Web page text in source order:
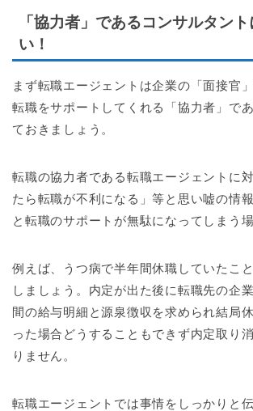
「協力者」であるコンサルタン
い！
まず転職エージェントは企業の「面接官
転職をサポートしてくれる「協力者」で
ておきましょう。
転職の協力者である転職エージェントに
たら転職が不利になる」等と思い嘘の情
と転職のサポートが無駄になってしまう
例えば、うつ病で半年間休職していたこ
しましょう。内定が出た後に転職先の企
間の給与明細と源泉徴収を求められ結局
った場合どうすることもできず内定取り
りません。
転職エージェントでは事情をしっかりと